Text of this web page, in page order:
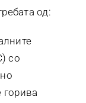
од:
со